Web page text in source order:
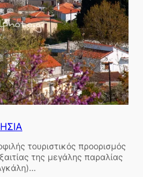
τουριστικός προορισμός
της μεγάλης παραλίας